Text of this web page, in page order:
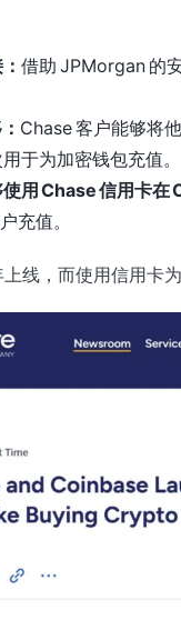
借助 JPMorgan 的
Chase 客户能够将
于为加密钱包充值。
用 Chase 信用卡在
充值。
线，而使用信用卡